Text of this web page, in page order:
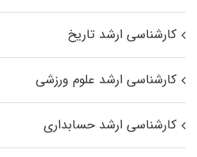
کارشناسی ارشد تاریخ
کارشناسی ارشد علوم ورزشی
کارشناسی ارشد حسابداری